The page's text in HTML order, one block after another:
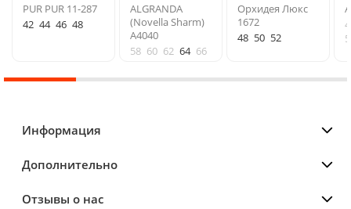
PUR PUR 11-287
42 44 46 48
ALGRANDA
(Novella Sharm)
A4040
58 60 62 64 66
Орхидея Люкс
1672
48 50 52
Информация
Дополнительно
Отзывы о нас